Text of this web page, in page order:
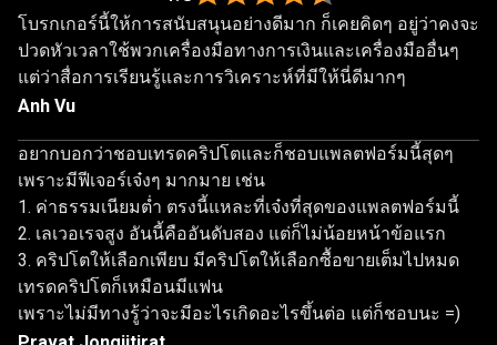
กว่า
1,000,000
คน
โบรกเกอร์นี้ให้การสนับสนุนอย่างดีมาก ก็เคยคิดๆ อยู่ว่าคงจะ
ปวดหัวเวลาใช้พวกเครื่องมือทางการเงินและเครื่องมืออื่นๆ
แต่ว่าสื่อการเรียนรู้และการวิเคราะห์ที่มีให้นี่ดีมากๆ
Anh Vu
อยากบอกว่าชอบเทรดคริปโตและก็ชอบแพลตฟอร์มนี้สุดๆ
เพราะมีฟีเจอร์เจ๋งๆ มากมาย เช่น
ค่าธรรมเนียมต่ำ ตรงนี้แหละที่เจ๋งที่สุดของแพลตฟอร์มนี้
เลเวอเรจสูง อันนี้คืออันดับสอง แต่ก็ไม่น้อยหน้าข้อแรก
คริปโตให้เลือกเพียบ มีคริปโตให้เลือกซื้อขายเต็มไปหมด
เทรดคริปโตก็เหมือนมีแฟน
เพราะไม่มีทางรู้ว่าจะมีอะไรเกิดอะไรขึ้นต่อ แต่ก็ชอบนะ =)